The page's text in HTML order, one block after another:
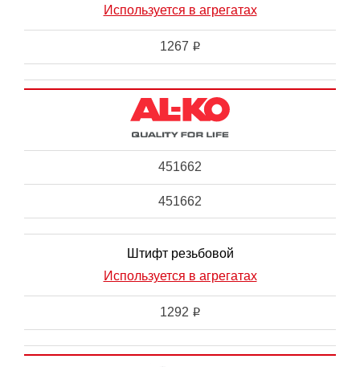
Используется в агрегатах
1267 i
451662
451662
Штифт резьбовой
Используется в агрегатах
1292 i